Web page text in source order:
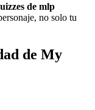
de mlp
no solo tu
de My